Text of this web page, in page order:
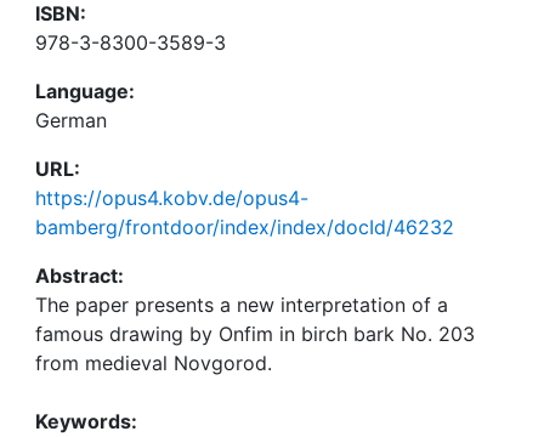
ISBN:
978-3-8300-3589-3
Language:
German
URL:
https://opus4.kobv.de/opus4-
bamberg/frontdoor/index/index/docId/46232
Abstract:
The paper presents a new interpretation of a
famous drawing by Onfim in birch bark No. 203
from medieval Novgorod.
Keywords: